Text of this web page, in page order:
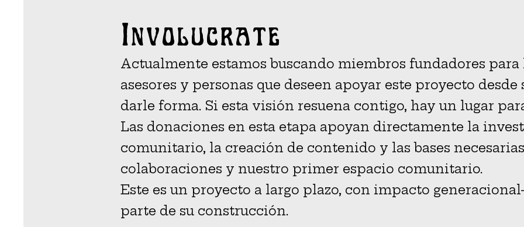
Involúcrate
Actualmente estamos buscando miembros fundadores
asesores y personas que deseen apoyar este proyecto
darle forma. Si esta visión resuena contigo, hay un lugar
Las donaciones en esta etapa apoyan directamente la
comunitario, la creación de contenido y las bases
colaboraciones y nuestro primer espacio comunitario.
Este es un proyecto a largo plazo, con impacto
parte de su construcción.